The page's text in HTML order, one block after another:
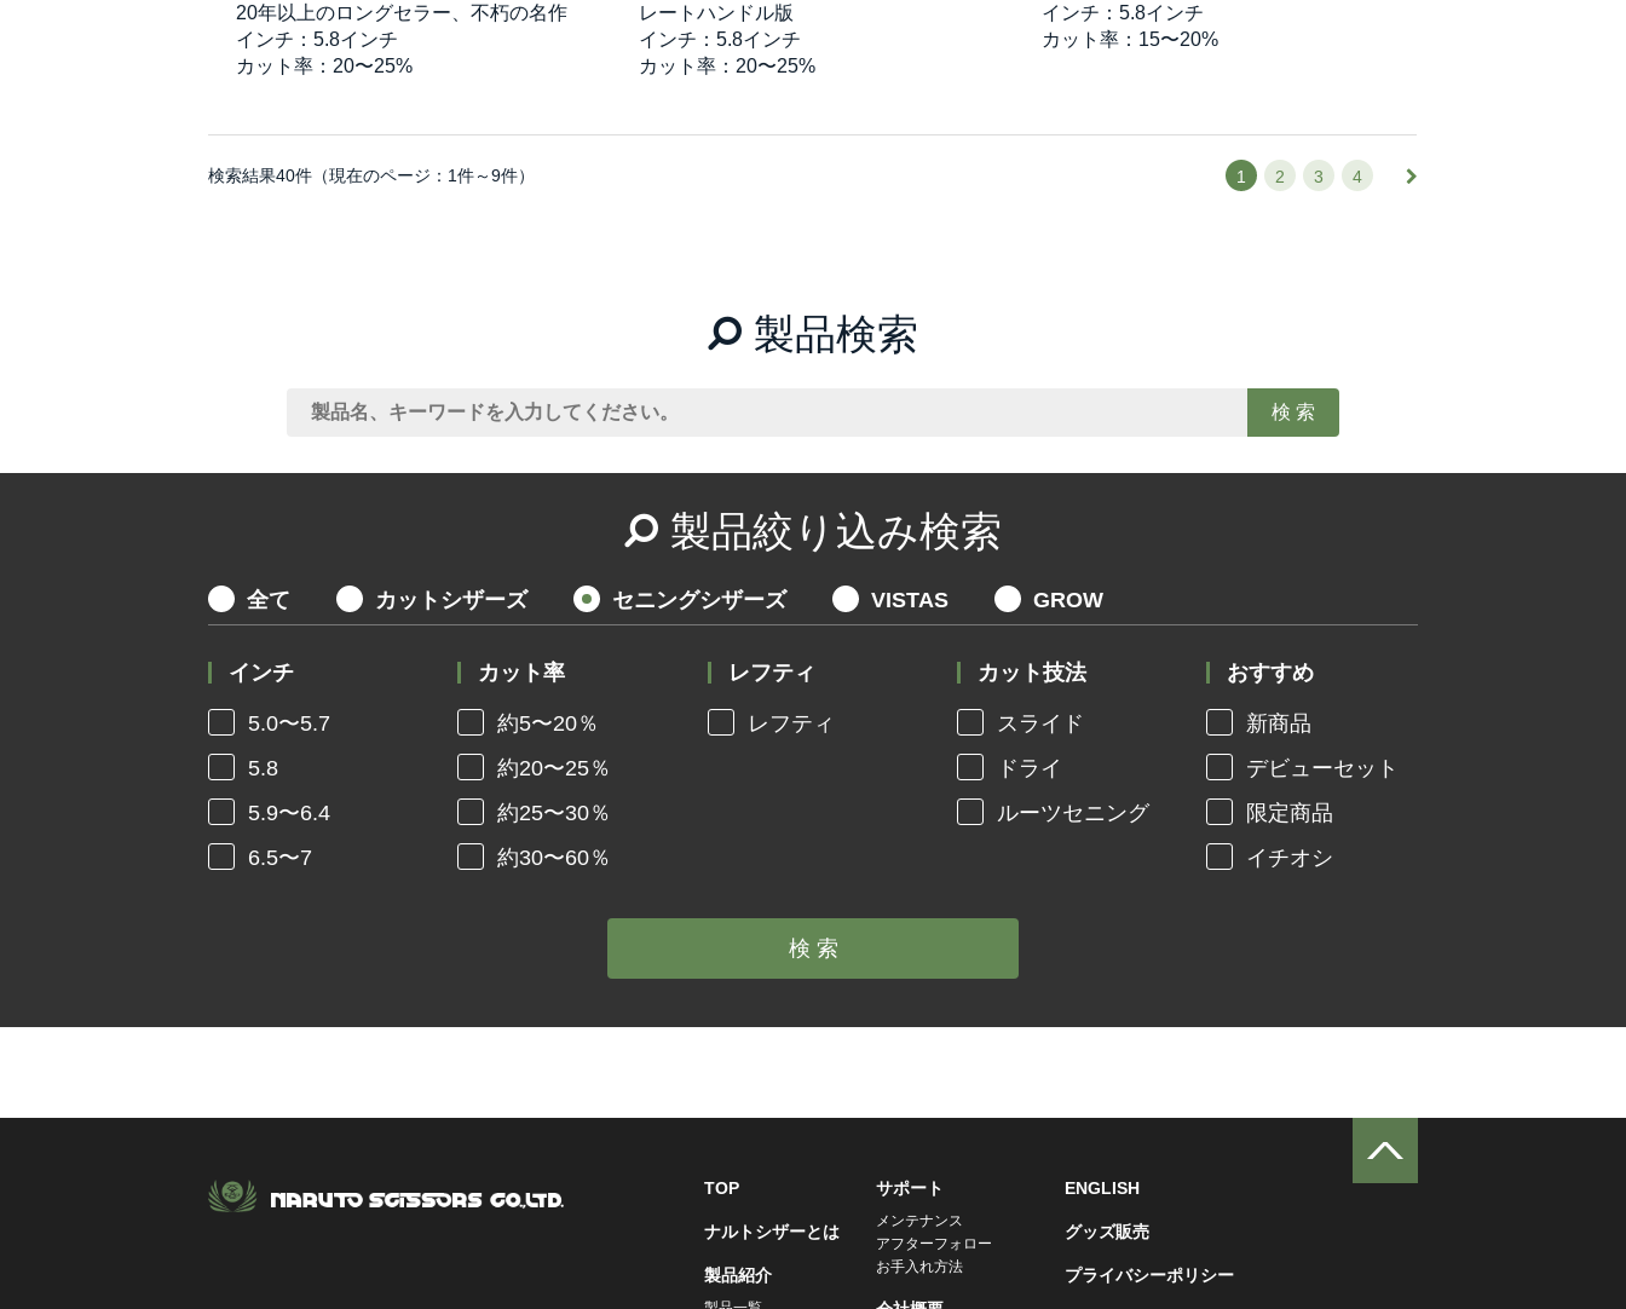
20年以上のロングセラー、不朽の名作
インチ：5.8インチ
カット率：20〜25%
レートハンドル版
インチ：5.8インチ
カット率：20〜25%
インチ：5.8インチ
カット率：15〜20%
検索結果40件（現在のページ：1件～9件） 1 2 3 4
製品検索
製品絞り込み検索
全て カットシザーズ セニングシザーズ VISTAS GROW
インチ
5.0〜5.7
5.8
5.9〜6.4
6.5〜7
カット率
約5〜20％
約20〜25％
約25〜30％
約30〜60％
レフティ
レフティ
カット技法
スライド
ドライ
ルーツセニング
おすすめ
新商品
デビューセット
限定商品
イチオシ
TOP
ナルトシザーとは
製品紹介
サポート
メンテナンス
アフターフォロー
お手入れ方法
ENGLISH
グッズ販売
プライバシーポリシー